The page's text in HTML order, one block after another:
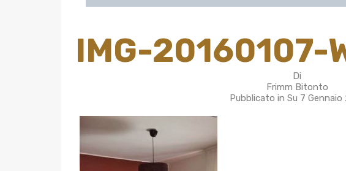
IMG-20160107-
Di
Frimm Bitonto
Pubblicato in Su 7 Gennaio